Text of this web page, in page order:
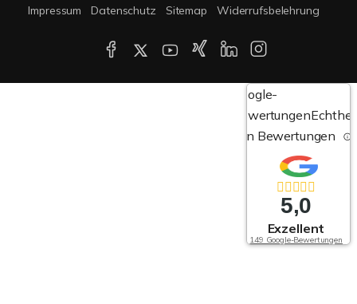
Impressum
Datenschutz Sitemap Widerrufsbelehrung
Google-
Bewertungen
von Bewertungen
5,0
Exzellent
149 Google-Bewertungen